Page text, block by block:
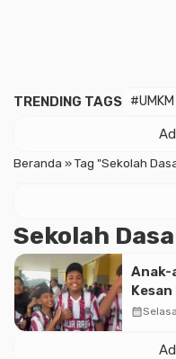
TRENDING TAGS #UMKM
Beranda »Tag "Sekolah
Sekolah
Anak-
calendar_month